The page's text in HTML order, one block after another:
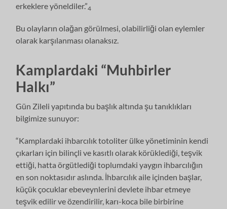
erkeklere yöneldiler.”4
Bu olayların olağan görülmesi, olabilirliği olan eylemler
olarak karşılanması olanaksız.
Kamplardaki “Muhbirler
Halkı”
Gün Zileli yapıtında bu başlık altında şu tanıklıkları
bilgimize sunuyor:
“Kamplardaki ihbarcılık totoliter ülke yönetiminin kendi
çıkarları için bilinçli ve kasıtlı olarak körüklediği, teşvik
ettiği, hatta örgütlediği toplumdaki yaygın ihbarcılığın
en son noktasıdır aslında. İhbarcılık aile içinden başlar,
küçük çocuklar ebeveynlerini devlete ihbar etmeye
teşvik edilir ve özendirilir, karı-koca bile birbirine